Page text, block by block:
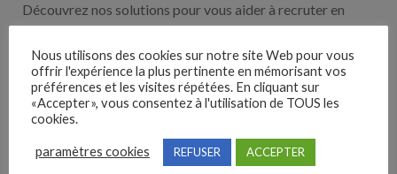
Découvrez nos solutions pour vous aider à recruter en
Nos solutions entreprises
Découvrez nos partenaires ! Moteurs de recherches,
multidiffuseurs, sites payant… nombreux sont nos
Nous utilisons des cookies sur notre site Web pour vous
offrir l'expérience la plus pertinente en mémorisant vos
préférences et les visites répétées. En cliquant sur
«Accepter», vous consentez à l'utilisation de TOUS les
cookies.
paramètres cookies REFUSER ACCEPTER